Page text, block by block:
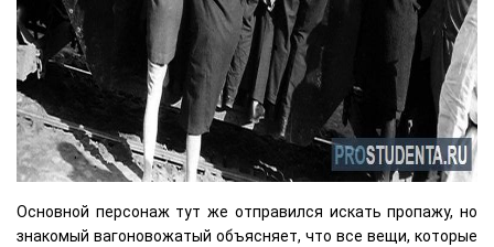
Основной персонаж тут же отправился искать пропажу, но
знакомый вагоновожатый объясняет, что все вещи, которые